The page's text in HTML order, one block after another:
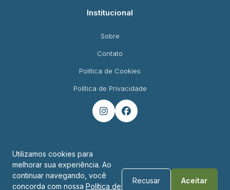
Institucional
Sobre
Contato
Política de Cookies
Política de Privacidade
 
Endereço
Utilizamos cookies para
melhorar sua experiência. Ao
continuar navegando, você
concorda com nossa Política de
Recusar Aceitar